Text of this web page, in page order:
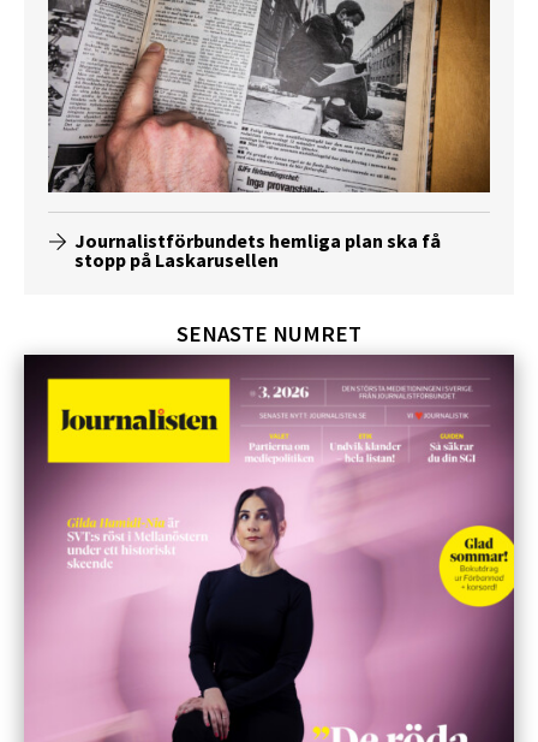
Journalistförbundets hemliga plan ska få
stopp på Laskarusellen
SENASTE NUMRET